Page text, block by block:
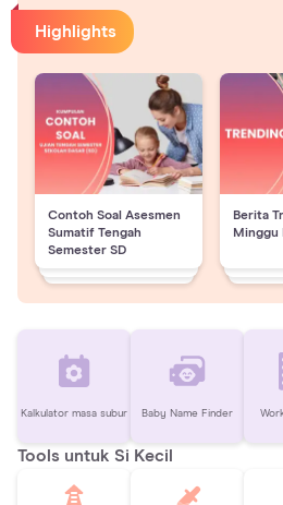
Highlights
Contoh Soal Asesmen
Sumatif Tengah
Semester SD
Berita
Minggu
Kalkulator masa subur Baby Name Finder
Tools untuk Si Kecil